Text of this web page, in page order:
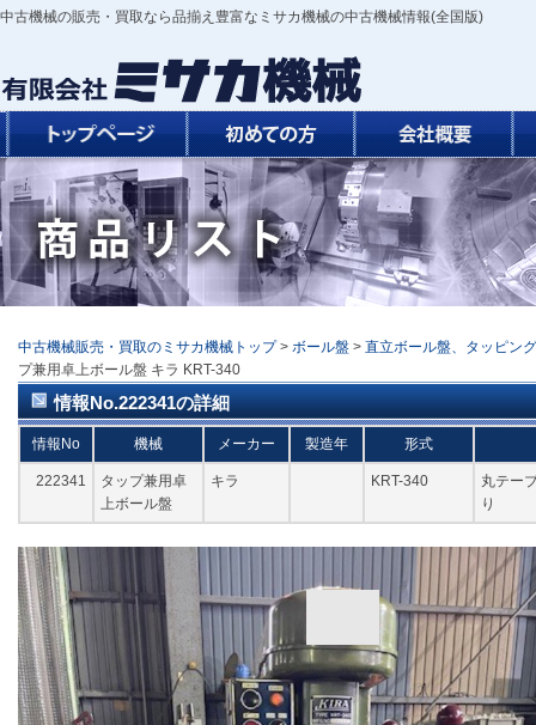
中古機械の販売・買取なら品揃え豊富なミサカ機械の中古機械情報(全国版)
中古機械販売・買取のミサカ機械トップ > ボール盤 > 直立ボール盤、タッピン
プ兼用卓上ボール盤 キラ KRT-340
情報No.222341の詳細
情報No 機械 メーカー 製造年 形式
222341
タップ兼用卓
上ボール盤
キラ KRT-340
丸テー
り